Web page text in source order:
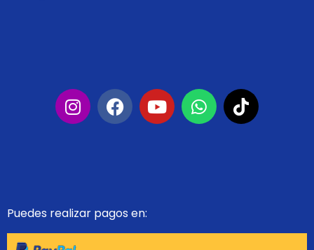
Puedes realizar pagos en: